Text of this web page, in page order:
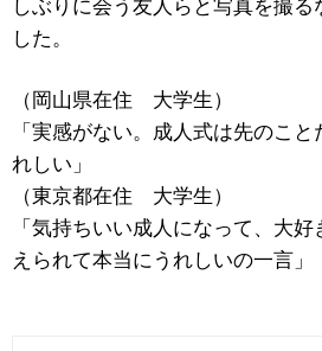
しぶりに会う友人らと写真を撮る
した。
（岡山県在住 大学生）
「実感がない。成人式は先のこ
れしい」
（東京都在住 大学生）
「気持ちいい成人になって、大
えられて本当にうれしいの一言」